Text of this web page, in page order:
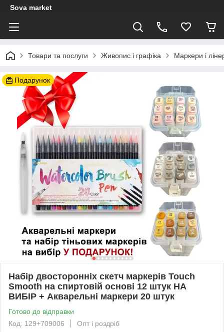
Sova market
Товари та послуги Живопис і графіка Маркери і
Подарунок
Набір двосторонніх скетч маркерів Touch
Smooth на спиртовій основі 12 штук НА
ВИБІР + Акварельні маркери 20 штук
Готово до відправки
Код: 129+709006
Опт і роздріб